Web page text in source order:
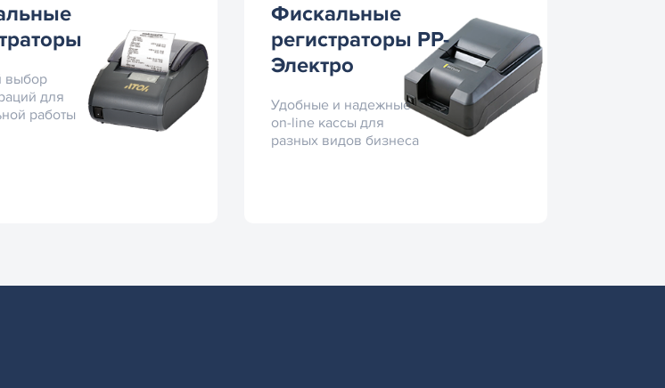
выбор
для
работы
Фискальные
регистраторы PP-
Электро
Удобные и надежные
on-line кассы для
разных видов бизнеса